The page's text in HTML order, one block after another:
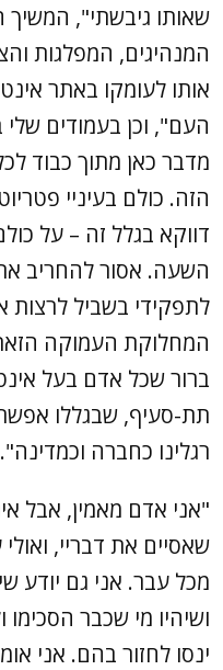
שאותו גיבשתי", המשיך
המנהיגים, המפלגות
אותו לעומקו באתר
העם", וכן בעמודים
מדבר כאן מתוך כבוד
הזה. כולם בעיניי
דווקא בגלל זה – על
השעה. אסור להחריב
לתפקידי בשביל לרצות
המחלוקת העמוקה
ברור שכל אדם בעל
תת-סעיף, שבגללו
רגלינו כחברה וכמדינה".
"אני אדם מאמין, אבל
שאסיים את דבריי,
מכל עבר. אני גם יודע
ושיהיו מי שכבר
ינסו לחזור בהם. אני